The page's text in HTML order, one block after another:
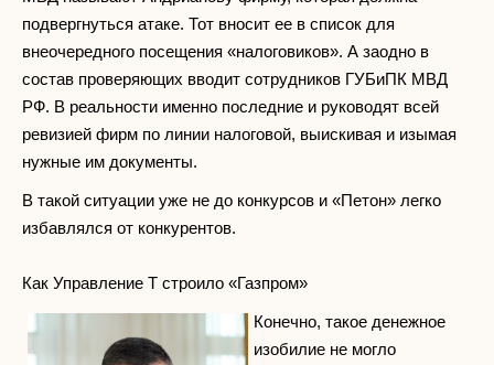
подвергнуться атаке. Тот вносит ее в список для
внеочередного посещения «налоговиков». А заодно в
состав проверяющих вводит сотрудников ГУБиПК МВД
РФ. В реальности именно последние и руководят всей
ревизией фирм по линии налоговой, выискивая и изымая
нужные им документы.
В такой ситуации уже не до конкурсов и «Петон» легко
избавлялся от конкурентов.
Как Управление Т строило «Газпром»
Конечно, такое денежное
изобилие не могло